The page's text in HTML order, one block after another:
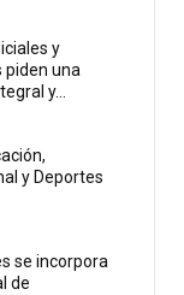
y
piden una
y...
y Deportes
se incorpora
de